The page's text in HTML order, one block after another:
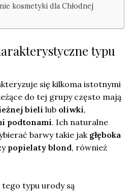
kosmetyki dla Chłodnej
typu
się kilkoma istotnymi
do tej grupy często mają
bieli lub oliwki,
podtonami. Ich naturalne
barwy takie jak głęboka
popielaty blond, również
typu urody są